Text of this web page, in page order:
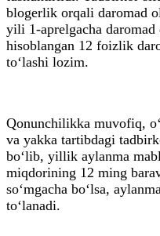
blogerlik orqali daromad
yili 1-aprelgacha
hisoblangan 12 foizlik
to‘lashi lozim.
Qonunchilikka muvofiq,
va yakka tartibdagi
bo‘lib, yillik aylanma
miqdorining 12 ming
so‘mgacha bo‘lsa,
to‘lanadi.